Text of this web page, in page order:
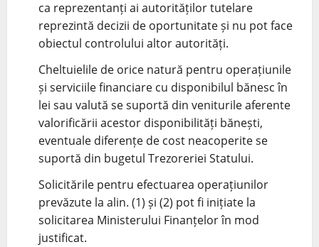
ca reprezentanți ai autorităților tutelare
reprezintă decizii de oportunitate și nu pot face
obiectul controlului altor autorități.
Cheltuielile de orice natură pentru operațiunile
și serviciile financiare cu disponibilul bănesc în
lei sau valută se suportă din veniturile aferente
valorificării acestor disponibilități bănești,
eventuale diferențe de cost neacoperite se
suportă din bugetul Trezoreriei Statului.
Solicitările pentru efectuarea operațiunilor
prevăzute la alin. (1) și (2) pot fi inițiate la
solicitarea Ministerului Finanțelor în mod
justificat.